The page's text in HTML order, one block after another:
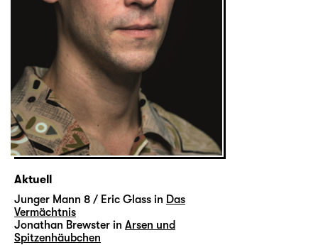
Aktuell
Junger Mann 8 / Eric Glass in Das
Vermächtnis
Jonathan Brewster in Arsen und
Spitzenhäubchen